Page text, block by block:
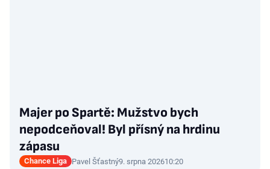
Majer po Spartě: Mužstvo bych
nepodceňoval! Byl přísný na hrdinu
zápasu
Chance Liga Pavel Šťastný9. srpna 202610:20